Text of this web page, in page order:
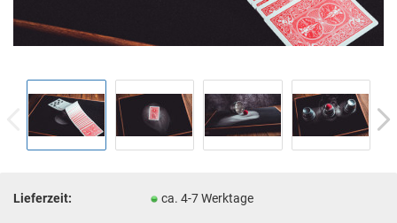
Lieferzeit: ca. 4-7 Werktage